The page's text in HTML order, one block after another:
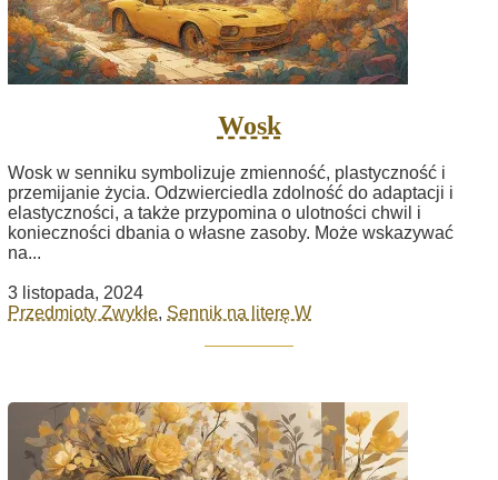
Wosk
Wosk w senniku symbolizuje zmienność, plastyczność i
przemijanie życia. Odzwierciedla zdolność do adaptacji i
elastyczności, a także przypomina o ulotności chwil i
konieczności dbania o własne zasoby. Może wskazywać
na...
3 listopada, 2024
Przedmioty Zwykłe, Sennik na literę W